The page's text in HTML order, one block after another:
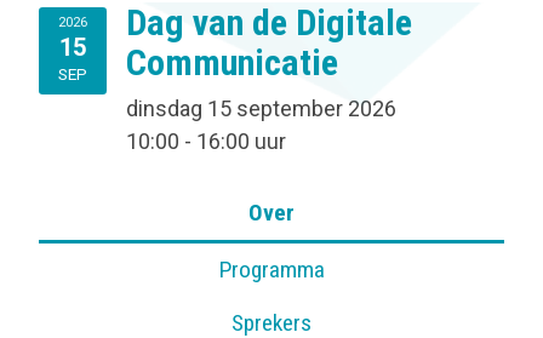
2026
15
SEP
Dag van de Digitale
Communicatie
dinsdag 15 september 2026
10:00 - 16:00 uur
Over
Programma
Sprekers